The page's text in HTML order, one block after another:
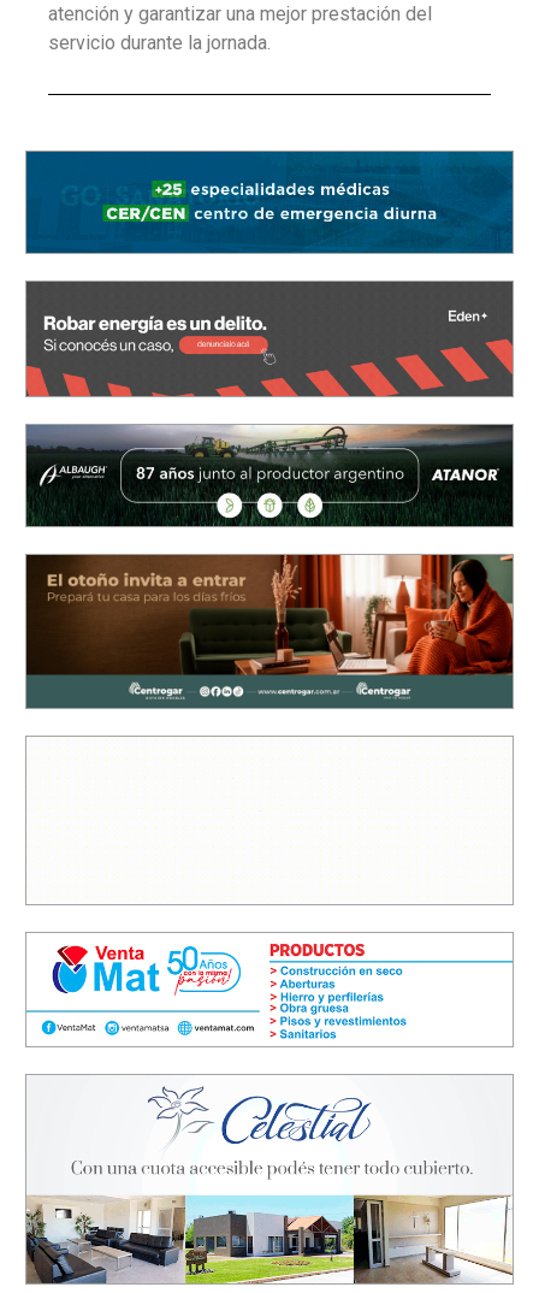
atención y garantizar una mejor prestación del
servicio durante la jornada.